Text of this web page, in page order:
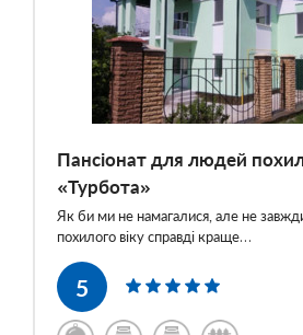
Пансіонат для людей
«Турбота»
Як би ми не намагалися, але не
похилого віку справді краще…
5